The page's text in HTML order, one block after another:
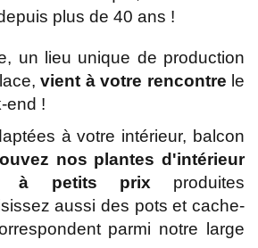
plus de 40 ans !
un lieu unique de production
vient à votre rencontre le
end !
à votre intérieur, balcon
nos plantes d'intérieur
à petits prix produites
aussi des pots et cache-
parmi notre large